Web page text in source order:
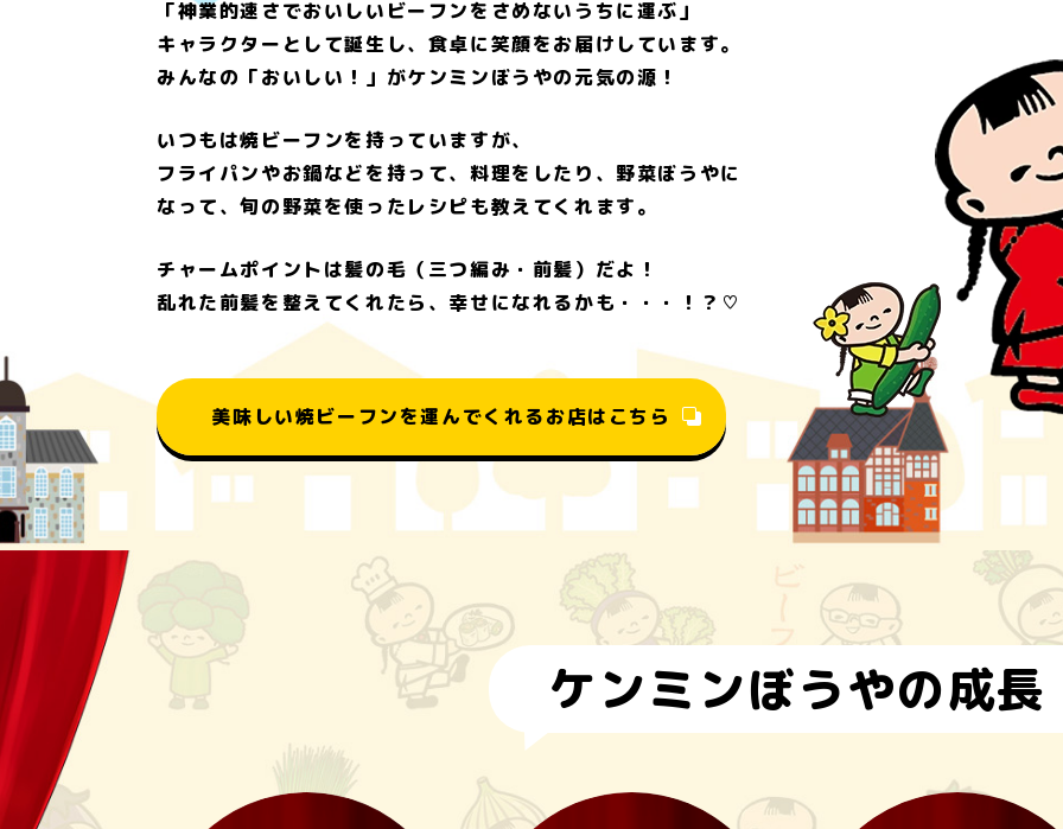
「神業的速さでおいしいビーフンをさめないうちに運ぶ」
キャラクターとして誕生し、食卓に笑顔をお届けしています。
みんなの「おいしい！」がケンミンぼうやの元気の源！
いつもは焼ビーフンを持っていますが、
フライパンやお鍋などを持って、料理をしたり、野菜ぼうやに
なって、旬の野菜を使ったレシピも教えてくれます。
チャームポイントは髪の毛（三つ編み・前髪）だよ！
乱れた前髪を整えてくれたら、幸せになれるかも・・・！？♡
美味しい焼ビーフンを運んでくれるお店はこちら
ケンミンぼうやの成長